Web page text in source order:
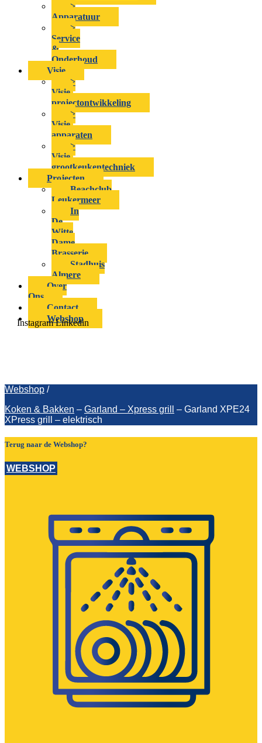
>
Apparatuur
>
Service
&
Onderhoud
Visie
>
Visie-
projectontwikkeling
>
Visie-
apparaten
>
Visie-
grootkeukentechniek
Projecten
Beachclub
Leukermeer
In
De
Witte
Dame
Brasserie
Stadhuis
Almere
Over
Ons
Contact
Webshop
Instagram Linkedin
Webshop /
Koken & Bakken – Garland – Xpress grill – Garland XPE24
XPress grill – elektrisch
Terug naar de Webshop?
WEBSHOP